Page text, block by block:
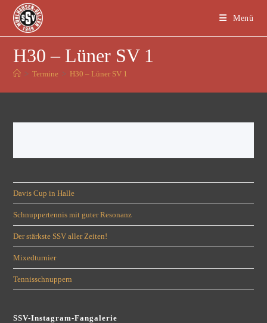
Menü
H30 – Lüner SV 1
> Termine > H30 – Lüner SV 1
Davis Cup in Halle
Schnuppertennis mit guter Resonanz
Der stärkste SSV aller Zeiten!
Mixedturnier
Tennisschnuppern
SSV-Instagram-Fangalerie